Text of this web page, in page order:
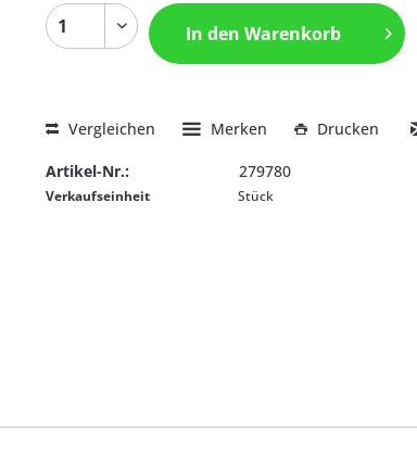
In den Warenkorb
Vergleichen Merken Drucken
Artikel-Nr.: 279780
Verkaufseinheit Stück